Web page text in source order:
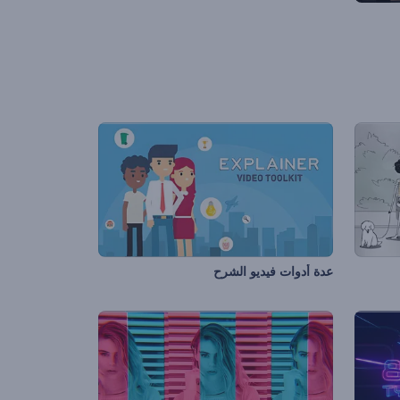
عدة أدوات فيديو الشرح